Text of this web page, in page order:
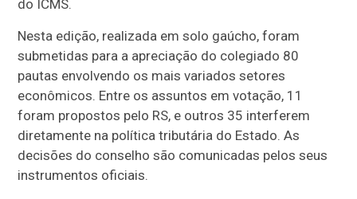
do ICMS.
Nesta edição, realizada em solo gaúcho, foram
submetidas para a apreciação do colegiado 80
pautas envolvendo os mais variados setores
econômicos. Entre os assuntos em votação, 11
foram propostos pelo RS, e outros 35 interferem
diretamente na política tributária do Estado. As
decisões do conselho são comunicadas pelos seus
instrumentos oficiais.